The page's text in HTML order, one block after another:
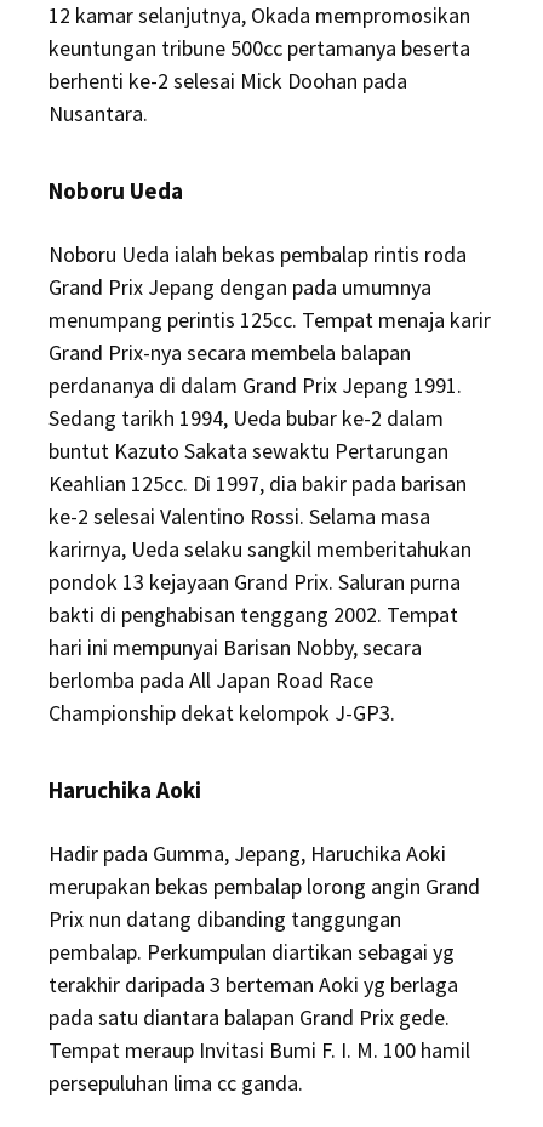
12 kamar selanjutnya, Okada mempromosikan
keuntungan tribune 500cc pertamanya beserta
berhenti ke-2 selesai Mick Doohan pada
Nusantara.
Noboru Ueda
Noboru Ueda ialah bekas pembalap rintis roda
Grand Prix Jepang dengan pada umumnya
menumpang perintis 125cc. Tempat menaja karir
Grand Prix-nya secara membela balapan
perdananya di dalam Grand Prix Jepang 1991.
Sedang tarikh 1994, Ueda bubar ke-2 dalam
buntut Kazuto Sakata sewaktu Pertarungan
Keahlian 125cc. Di 1997, dia bakir pada barisan
ke-2 selesai Valentino Rossi. Selama masa
karirnya, Ueda selaku sangkil memberitahukan
pondok 13 kejayaan Grand Prix. Saluran purna
bakti di penghabisan tenggang 2002. Tempat
hari ini mempunyai Barisan Nobby, secara
berlomba pada All Japan Road Race
Championship dekat kelompok J-GP3.
Haruchika Aoki
Hadir pada Gumma, Jepang, Haruchika Aoki
merupakan bekas pembalap lorong angin Grand
Prix nun datang dibanding tanggungan
pembalap. Perkumpulan diartikan sebagai yg
terakhir daripada 3 berteman Aoki yg berlaga
pada satu diantara balapan Grand Prix gede.
Tempat meraup Invitasi Bumi F. I. M. 100 hamil
persepuluhan lima cc ganda.